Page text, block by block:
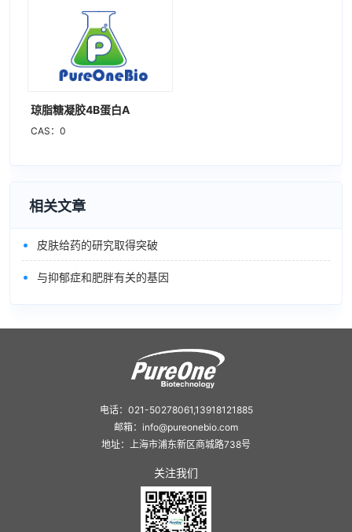
琼脂糖凝胶4B蛋白A
CAS：0
相关文章
• 皮肤给药的研究取得突破
• 与抑郁症和肥胖有关的基因
电话：021-50278061,13918121885
邮箱：info@pureonebio.com
地址：上海市浦东新区商城路738号
关注我们